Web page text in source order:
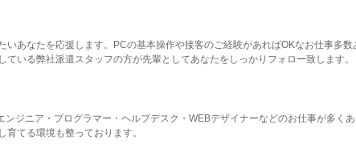
いあなたを応援します。PCの基本操作や接客のご経験があればOKなお仕事多数
いる弊社派遣スタッフの方が先輩としてあなたをしっかりフォロー致します。
ジニア・プログラマー・ヘルプデスク・WEBデザイナーなどのお仕事が多くあ
てる環境も整っております。